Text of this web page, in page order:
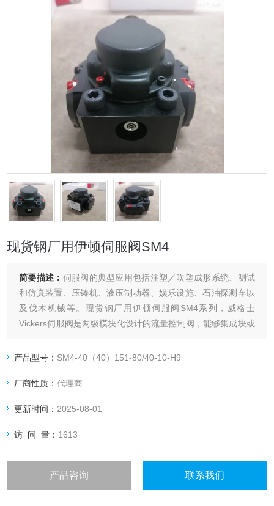
现货钢厂用伊顿伺服阀SM4
简要描述： 伺服阀的典型应用包括注塑／吹塑成形系统、测试
和仿真装置、压铸机、液压制动器、娱乐设施、石油探测车以
及伐木机械等。现货钢厂用伊顿伺服阀SM4系列，威格士
Vickers伺服阀是两级模块化设计的流量控制阀，能够集成块或
产品型号： SM4-40（40）151-80/40-10-H9
厂商性质：代理商
更新时间： 2025-08-01
访 问 量： 1613
产品咨询 联系我们